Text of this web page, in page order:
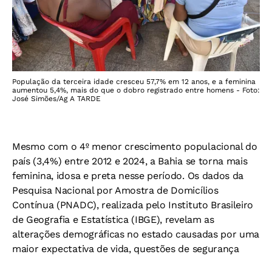
População da terceira idade cresceu 57,7% em 12 anos, e a feminina
aumentou 5,4%, mais do que o dobro registrado entre homens - Foto:
José Simões/Ag A TARDE
Mesmo com o 4º menor crescimento populacional do
país (3,4%) entre 2012 e 2024, a Bahia se torna mais
feminina, idosa e preta nesse período. Os dados da
Pesquisa Nacional por Amostra de Domicílios
Contínua (PNADC), realizada pelo Instituto Brasileiro
de Geografia e Estatística (IBGE), revelam as
alterações demográficas no estado causadas por uma
maior expectativa de vida, questões de segurança